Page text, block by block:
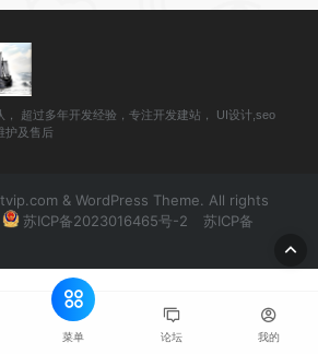
， 超过多年开发经验，专注开发建站， UI设计,seo
护及售后
& WordPress Theme. All rights
苏ICP备2023016465号-2
苏ICP备
菜单 论坛 我的